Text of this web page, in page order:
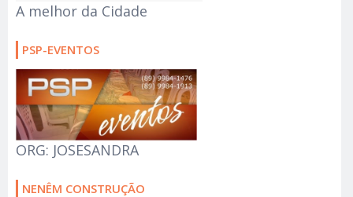
A melhor da Cidade
PSP-EVENTOS
ORG: JOSESANDRA
NENÊM CONSTRUÇÃO